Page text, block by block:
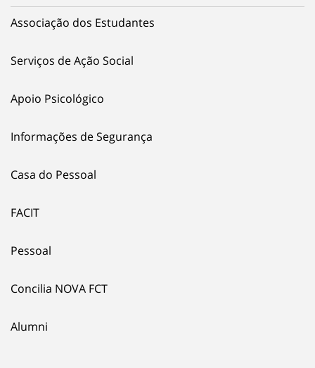
Associação dos Estudantes
Serviços de Ação Social
Apoio Psicológico
Informações de Segurança
Casa do Pessoal
FACIT
Pessoal
Concilia NOVA FCT
Alumni